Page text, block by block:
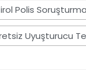
Polis
Uyuşturucu